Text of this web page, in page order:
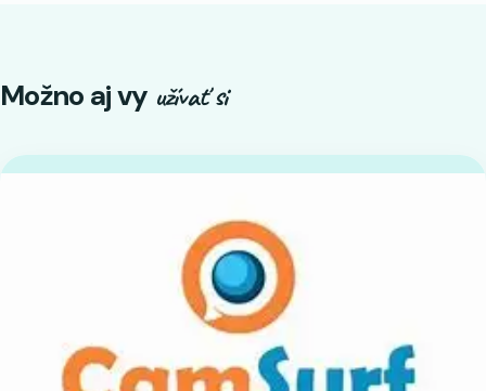
Možno aj vy užívať si